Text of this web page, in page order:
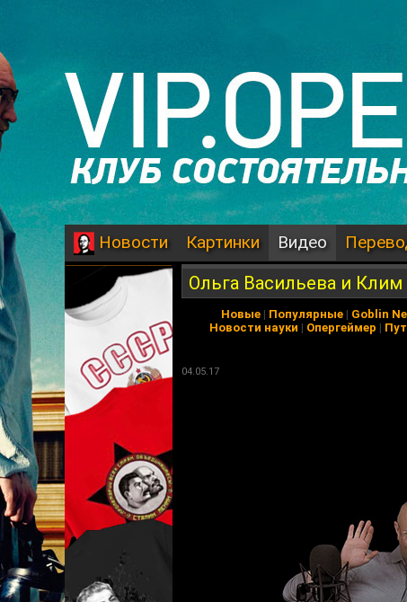
Новости Картинки Видео
Ольга Васильева и
Новые | Популярные | Goblin
Новости науки | Опергеймер |
04.05.17